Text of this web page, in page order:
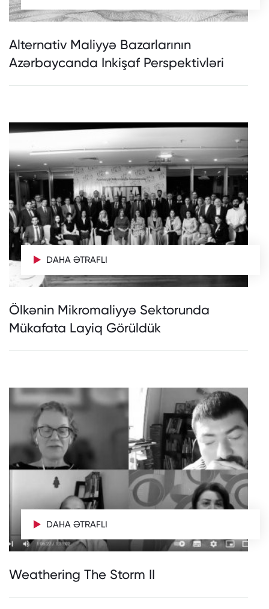
Alternativ Maliyyə Bazarlarının
Azərbaycanda Inkişaf Perspektivləri
DAHA ƏTRAFLI
Ölkənin Mikromaliyyə Sektorunda
Mükafata Layiq Görüldük
DAHA ƏTRAFLI
Weathering The Storm II